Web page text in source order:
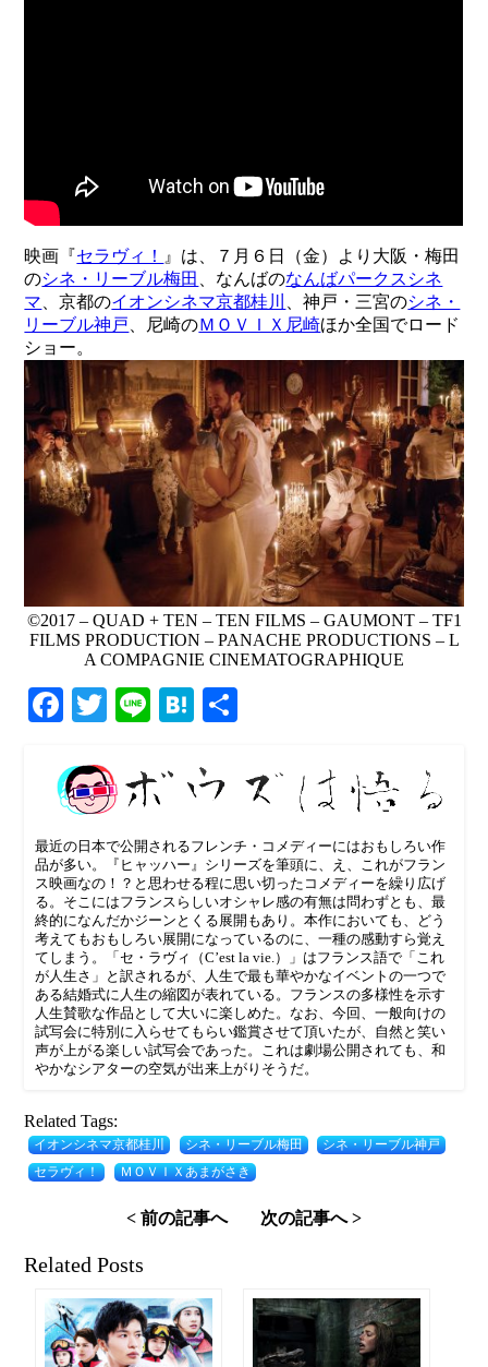
映画『セラヴィ！
』は、７月６日（金）より大阪・梅田
のシネ・リーブル梅田 、なんばのなんばパークスシネ
マ 、京都のイオンシネマ京都桂川 、神戸・三宮のシネ・
リーブル神戸 、尼崎のＭＯＶＩＸ尼崎ほか全国でロード
ショー。
©2017 – QUAD + TEN – TEN FILMS – GAUMONT – TF1
FILMS PRODUCTION – PANACHE PRODUCTIONS – L
A COMPAGNIE CINEMATOGRAPHIQUE
Facebook
TwitterLineHatena
最近の日本で公開されるフレンチ・コメディーにはおもしろい作
品が多い。『ヒャッハー』シリーズを筆頭に、え、これがフラン
ス映画なの！？と思わせる程に思い切ったコメディーを繰り広げ
る。そこにはフランスらしいオシャレ感の有無は問わずとも、最
終的になんだかジーンとくる展開もあり。本作においても、どう
考えてもおもしろい展開になっているのに、一種の感動すら覚え
てしまう。「セ・ラヴィ（C’est la vie.）」はフランス語で「これ
が人生さ」と訳されるが、人生で最も華やかなイベントの一つで
ある結婚式に人生の縮図が表れている。フランスの多様性を示す
人生賛歌な作品として大いに楽しめた。なお、今回、一般向けの
試写会に特別に入らせてもらい鑑賞させて頂いたが、自然と笑い
声が上がる楽しい試写会であった。これは劇場公開されても、和
やかなシアターの空気が出来上がりそうだ。
Related Tags:
イオンシネマ京都桂川 シネ・リーブル梅田
シネ・リーブル神戸
セラヴィ！
ＭＯＶＩＸあまがさき
< 前の記事へ 次の記事へ >
Related Posts